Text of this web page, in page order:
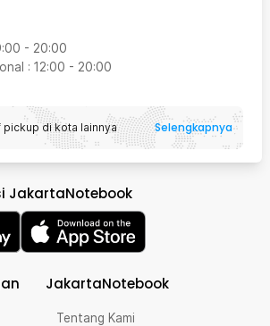
- 20:00
: 12:00 - 20:00
di kota lainnya Selengkapnya
JakartaNotebook
JakartaNotebook
Tentang Kami